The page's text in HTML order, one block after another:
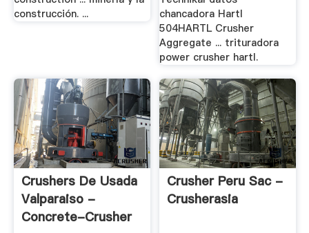
construcción. ...
chancadora Hartl
504HARTL Crusher
Aggregate ... trituradora
power crusher hartl.
Crushers De Usada
Valparaiso -
Concrete-Crusher
Crusher Peru Sac -
Crusherasia